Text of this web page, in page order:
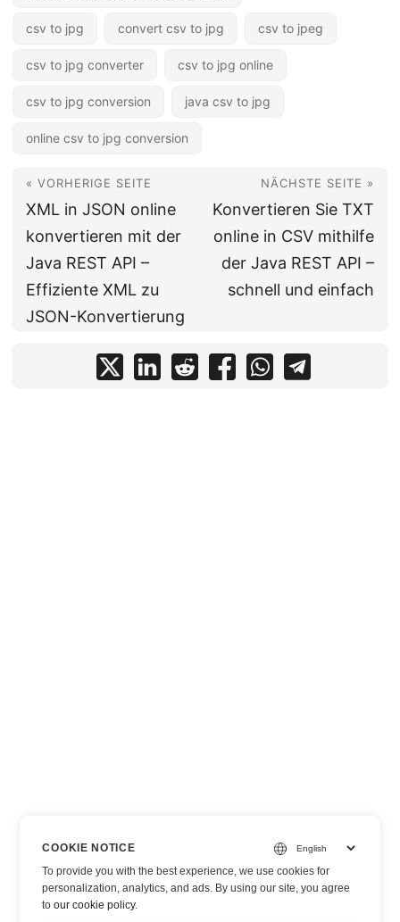
csv to jpg convert csv to jpg csv to jpeg
csv to jpg converter csv to jpg online
csv to jpg conversion java csv to jpg
online csv to jpg conversion
« VORHERIGE SEITE
XML in JSON online
konvertieren mit der
Java REST API –
Effiziente XML zu
JSON-Konvertierung
NÄCHSTE SEITE »
Konvertieren Sie TXT
online in CSV mithilfe
der Java REST API –
schnell und einfach
COOKIE NOTICE
To provide you with the best experience, we use cookies for
personalization, analytics, and ads. By using our site, you agree
toour cookie policy.